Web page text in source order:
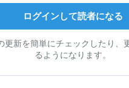
ログインして読者になる
更新を簡単にチェックしたり、
るようになります。